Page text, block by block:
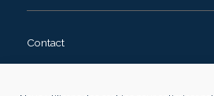
Contact